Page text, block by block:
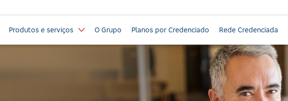
Produtos e serviços O Grupo Planos por Credenciado Rede Credenciada